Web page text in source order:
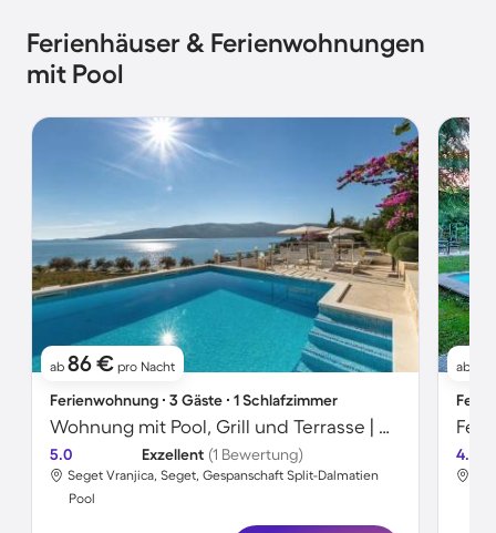
Ferienhäuser & Ferienwohnungen
mit Pool
ab 86 € pro Nacht
Ferienwohnung ∙ 3 Gäste ∙ 1 Schlafzimmer
Wohnung mit Pool, Grill und Terrasse | Meerblick | Strand in der Nähe
5.0 Exzellent (1 Bewertung)
Seget Vranjica, Seget, Gespanschaft Split-Dalmatien
Pool
ab
4.8